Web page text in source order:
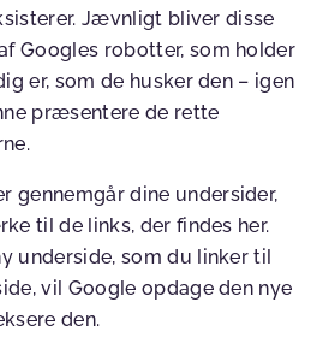
Jævnligt bliver disse
Googles robotter, som holder
er, som de husker den – igen
præsentere de rette
gennemgår dine undersider,
til de links, der findes her.
underside, som du linker til
vil Google opdage den nye
den.